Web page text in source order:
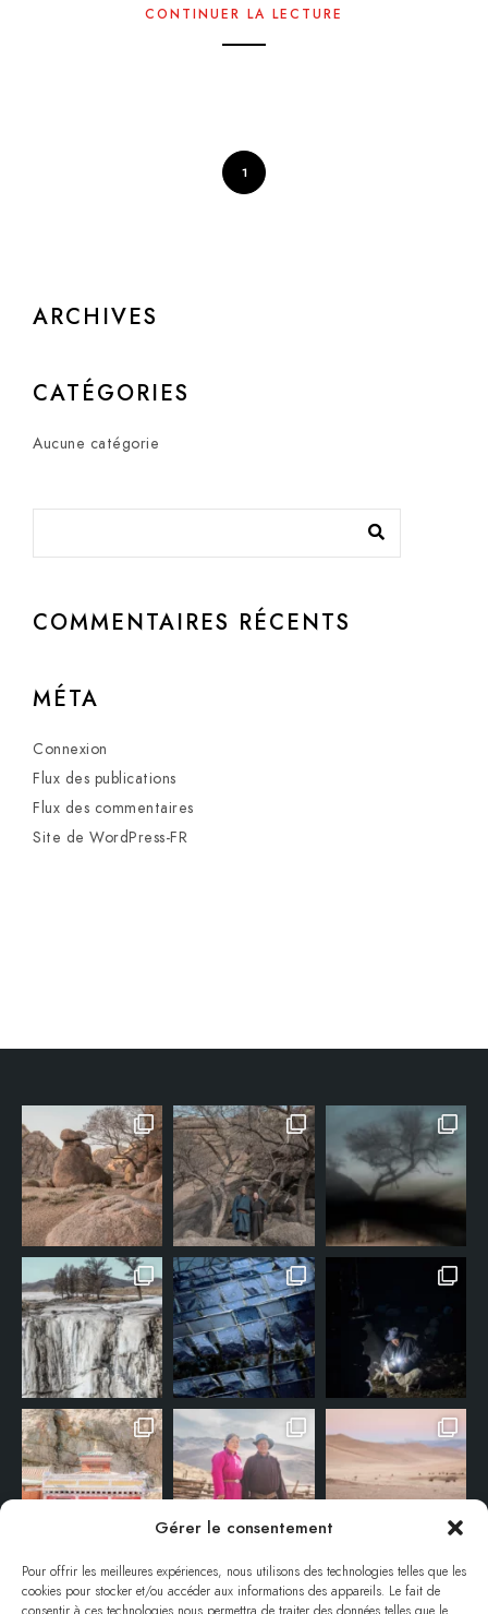
Gérer le consentement
Pour offrir les meilleures expériences, nous utilisons des technologies telles que les
cookies pour stocker et/ou accéder aux informations des appareils. Le fait de
CONTINUER LA LECTURE
1
ARCHIVES
CATÉGORIES
Aucune catégorie
COMMENTAIRES RÉCENTS
MÉTA
Connexion
Flux des publications
Flux des commentaires
Site de WordPress-FR